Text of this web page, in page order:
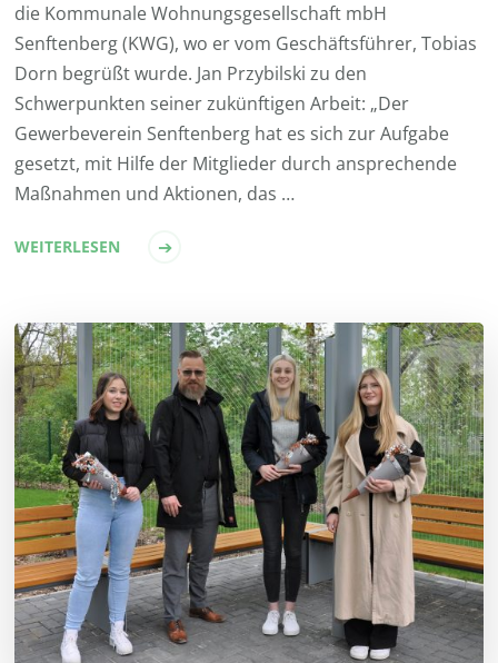
die Kommunale Wohnungsgesellschaft mbH
Senftenberg (KWG), wo er vom Geschäftsführer, Tobias
Dorn begrüßt wurde. Jan Przybilski zu den
Schwerpunkten seiner zukünftigen Arbeit: „Der
Gewerbeverein Senftenberg hat es sich zur Aufgabe
gesetzt, mit Hilfe der Mitglieder durch ansprechende
Maßnahmen und Aktionen, das …
WEITERLESEN